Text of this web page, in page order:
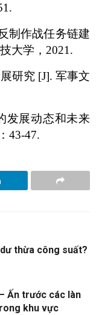
制作战任务链建
大学，2021.
研究 [J]. 军事文
发展动态和未来
43-47.
thừa công suất?
Ấn trước các làn
khu vực